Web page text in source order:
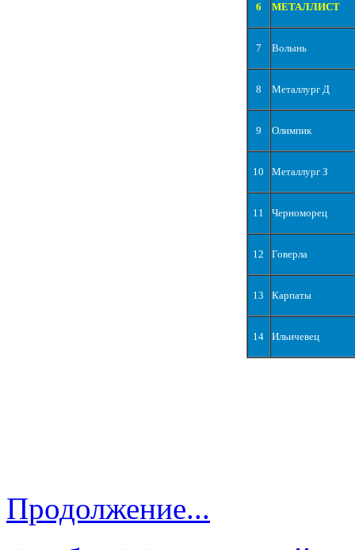
6 МЕТАЛЛИСТ
7 Волынь
8 Металлург Д
9 Олимпик
10 Металлург З
11 Черноморец
12 Говерла
13 Карпаты
14 Ильичевец
Продолжение...